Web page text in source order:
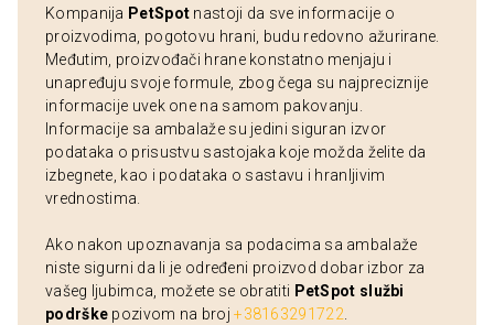
Kompanija PetSpot nastoji da sve informacije o
proizvodima, pogotovu hrani, budu redovno ažurirane.
Međutim, proizvođači hrane konstatno menjaju i
unapređuju svoje formule, zbog čega su najpreciznije
informacije uvek one na samom pakovanju.
Informacije sa ambalaže su jedini siguran izvor
podataka o prisustvu sastojaka koje možda želite da
izbegnete, kao i podataka o sastavu i hranljivim
vrednostima.
Ako nakon upoznavanja sa podacima sa ambalaže
niste sigurni da li je određeni proizvod dobar izbor za
vašeg ljubimca, možete se obratiti PetSpot službi
podrške pozivom na broj+38163291722